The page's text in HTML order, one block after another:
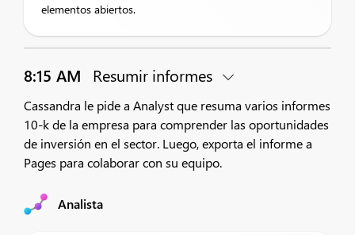
elementos abiertos.
8:15 AM Resumir informes
Cassandra le pide a Analyst que resuma varios informes
10-k de la empresa para comprender las oportunidades
de inversión en el sector. Luego, exporta el informe a
Pages para colaborar con su equipo.
Analista